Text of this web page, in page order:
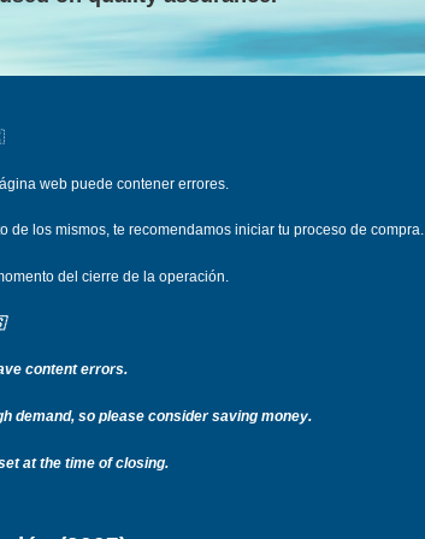
web puede contener errores.
de los mismos, te recomendamos iniciar tu proceso de compra.
del cierre de la operación.
content errors.
demand, so please consider saving money.
at the time of closing.